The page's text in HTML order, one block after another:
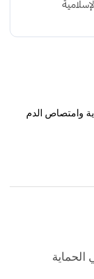
وامتصاص الدم